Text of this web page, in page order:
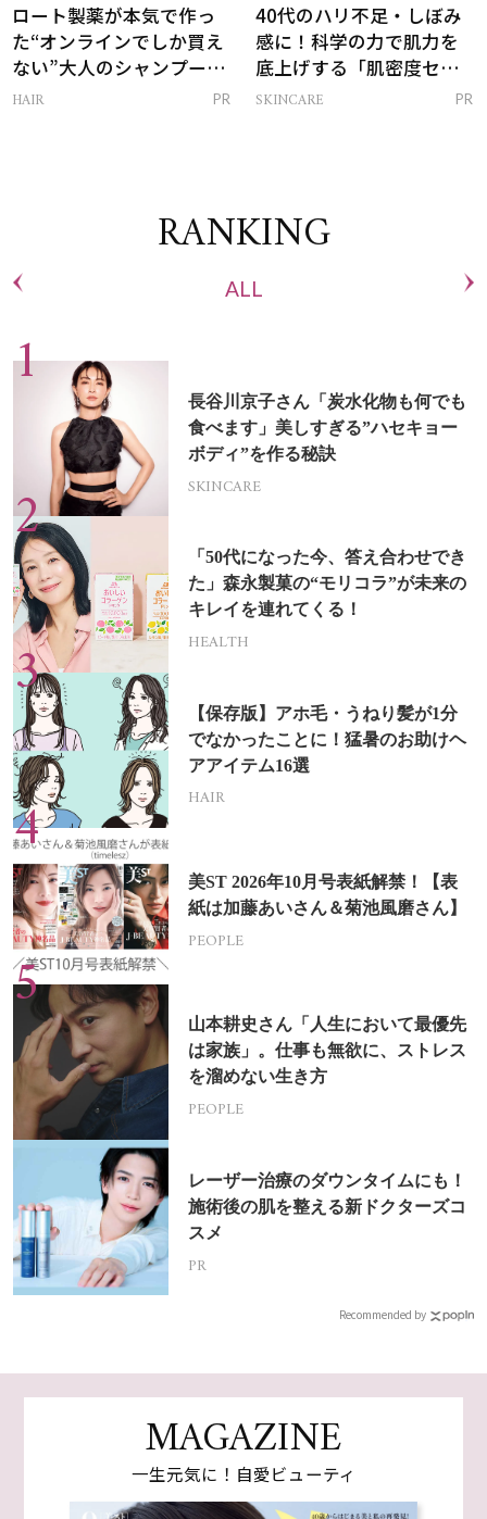
ロート製薬が本気で作っ
た“オンラインでしか買え
ない”大人のシャンプー＆
トリートメントって？
HAIR PR
40代のハリ不足・しぼみ
感に！科学の力で肌力を
底上げする「肌密度セラ
ム」
SKINCARE PR
RANKING
ALL
長谷川京子さん「炭水化物も何でも
食べます」美しすぎる”ハセキョー
ボディ”を作る秘訣
SKINCARE
「50代になった今、答え合わせでき
た」森永製菓の“モリコラ”が未来の
キレイを連れてくる！
HEALTH
【保存版】アホ毛・うねり髪が1分
でなかったことに！猛暑のお助けヘ
アアイテム16選
HAIR
美ST 2026年10月号表紙解禁！【表
紙は加藤あいさん＆菊池風磨さん】
PEOPLE
山本耕史さん「人生において最優先
は家族」。仕事も無欲に、ストレス
を溜めない生き方
PEOPLE
レーザー治療のダウンタイムにも！
施術後の肌を整える新ドクターズコ
スメ
PR
Recommended by
MAGAZINE
一生元気に！自愛ビューティ